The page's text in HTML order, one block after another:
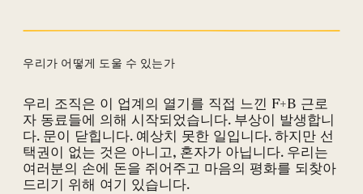
우리가 어떻게 도울 수 있는가
지원 방법 섹션
우리 조직은 이 업계의 열기를 직접 느낀 F+B 근로
자 동료들에 의해 시작되었습니다. 부상이 발생합니
다. 문이 닫힙니다. 예상치 못한 일입니다. 하지만 선
택권이 없는 것은 아니고, 혼자가 아닙니다. 우리는
여러분의 손에 돈을 쥐어주고 마음의 평화를 되찾아
드리기 위해 여기 있습니다.